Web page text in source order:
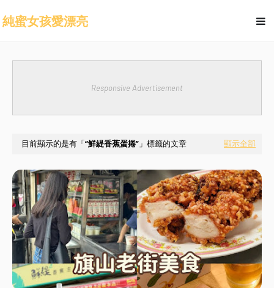
純蜜女孩愛漂亮
Responsive Advertisement
目前顯示的是有「 鮮緹香蕉蛋捲 」標籤的文章 顯示全部